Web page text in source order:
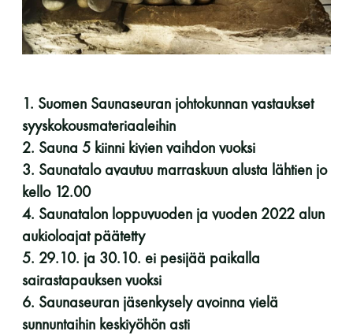
-Miesten päivät tiistai, keskiviikko,
perjantai ja lauantai
-Kuukauden ensimmäinen lauantai on on
jaettu lauantai
Hinnasto
Jäsen
Vieras jäsenen seurassa
1. Suomen Saunaseuran johtokunnan vastaukset
syyskokousmateriaaleihin
2. Sauna 5 kiinni kivien vaihdon vuoksi
3. Saunatalo avautuu marraskuun alusta lähtien jo
kello 12.00
4. Saunatalon loppuvuoden ja vuoden 2022 alun
aukioloajat päätetty
5. 29.10. ja 30.10. ei pesijää paikalla
sairastapauksen vuoksi
6. Saunaseuran jäsenkysely avoinna vielä
sunnuntaihin keskiyöhön asti